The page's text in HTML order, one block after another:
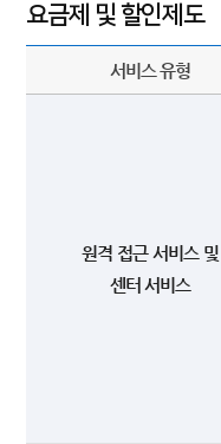
요금제 및 할인제도
서비스 유형
원격 접근 서비스 및
센터 서비스